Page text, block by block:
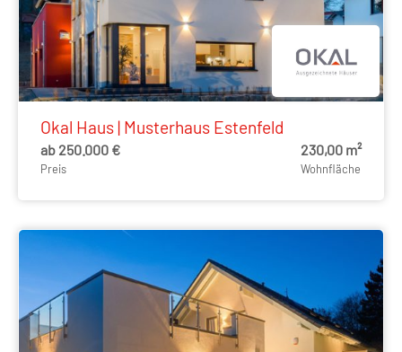
Okal Haus | Musterhaus Estenfeld
ab 250.000 €
Preis
230,00 m²
Wohnfläche